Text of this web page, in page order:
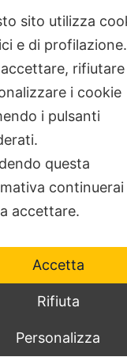
CHI SIAMO
CONTATTI
FEEDRSS
Registrazione Tribunale
12.09.2024 Indipendenza
sito utilizza
e di profilazione.
accettare, rifiutare
i cookie
i pulsanti
questa
continuerai
accettare.
Accetta
Rifiuta
Personalizza